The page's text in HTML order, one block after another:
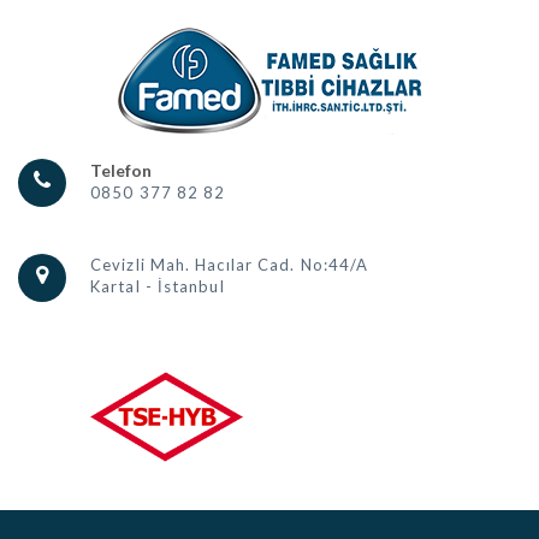
Telefon
0850 377 82 82
Cevizli Mah. Hacılar Cad. No:44/A
Kartal - İstanbul